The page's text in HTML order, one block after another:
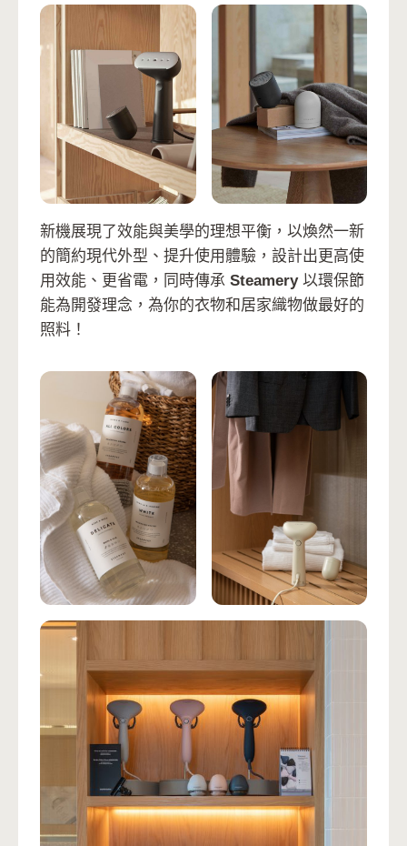
新機展現了效能與美學的理想平衡，以煥然一新
的簡約現代外型、提升使用體驗，設計出更高使
用效能、更省電，同時傳承 Steamery 以環保節
能為開發理念，為你的衣物和居家織物做最好的
照料！